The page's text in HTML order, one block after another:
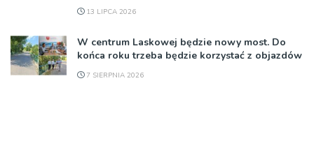
13 LIPCA 2026
W centrum Laskowej będzie nowy most. Do
końca roku trzeba będzie korzystać z objazdów
7 SIERPNIA 2026